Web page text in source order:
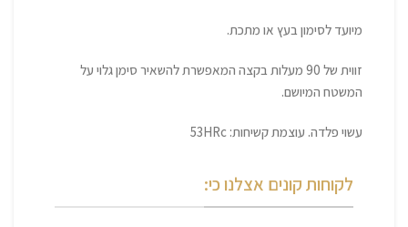
מיועד לסימון בעץ או מתכת.
זווית של 90 מעלות בקצה המאפשרת להשאיר סימן גלוי על
המשטח המיושם.
עשוי פלדה. עוצמת קשיחות: 53HRc
לקוחות קונים אצלנו כי: